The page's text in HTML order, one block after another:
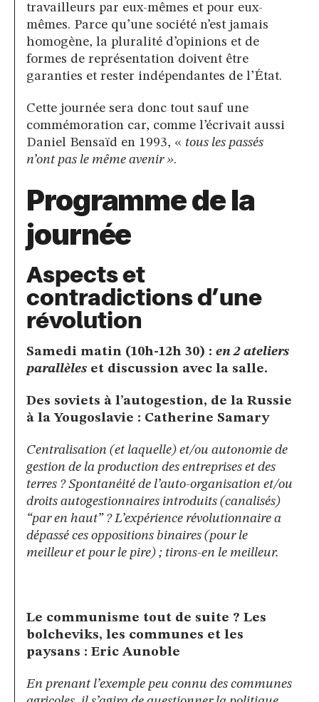
travailleurs par eux-mêmes et pour eux-
mêmes. Parce qu’une société n’est jamais
homogène, la pluralité d’opinions et de
formes de représentation doivent être
garanties et rester indépendantes de l’État.
Cette journée sera donc tout sauf une
commémoration car, comme l’écrivait aussi
Daniel Bensaïd en 1993, « tous les passés
n’ont pas le même avenir ».
Programme de la
journée
Aspects et
contradictions d’une
révolution
Samedi matin (10h-12h 30) : en 2 ateliers
parallèles et discussion avec la salle.
Des soviets à l’autogestion, de la Russie
à la Yougoslavie : Catherine Samary
Centralisation (et laquelle) et/ou autonomie de
gestion de la production des entreprises et des
terres ? Spontanéité de l’auto-organisation et/ou
droits autogestionnaires introduits (canalisés)
“par en haut” ? L’expérience révolutionnaire a
dépassé ces oppositions binaires (pour le
meilleur et pour le pire) ; tirons-en le meilleur.
Le communisme tout de suite ? Les
bolcheviks, les communes et les
paysans : Eric Aunoble
En prenant l’exemple peu connu des communes